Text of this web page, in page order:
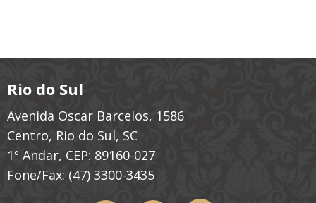
Rio do Sul
Avenida Oscar Barcelos, 1586
Centro, Rio do Sul, SC
1º Andar, CEP: 89160-027
Fone/Fax: (47) 3300-3435